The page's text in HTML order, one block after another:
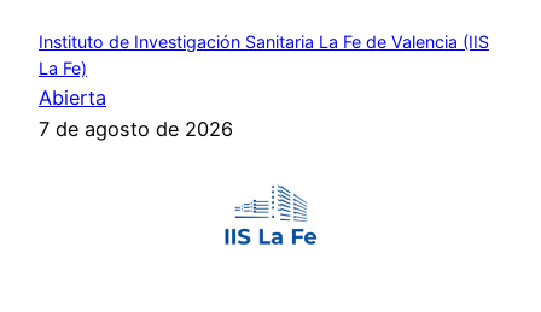
Instituto de Investigación Sanitaria La Fe de Valencia (IIS
La Fe)
Abierta
7 de agosto de 2026